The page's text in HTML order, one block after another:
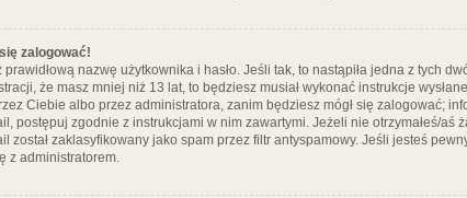
zalogować!
nazwę użytkownika i hasło. Jeśli tak, to nastąpiła jedna z tych
że masz mniej niż 13 lat, to będziesz musiał wykonać instrukcje
Ciebie albo przez administratora, zanim będziesz mógł się zalogować;
postępuj zgodnie z instrukcjami w nim zawartymi. Jeżeli nie otrzymałeś/
został zaklasyfikowany jako spam przez filtr antyspamowy. Jeśli jesteś
z administratorem.